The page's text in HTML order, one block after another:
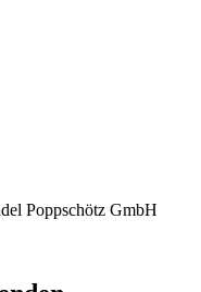
Poppschötz GmbH